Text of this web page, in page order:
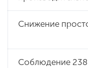
Снижение
Соблюдение